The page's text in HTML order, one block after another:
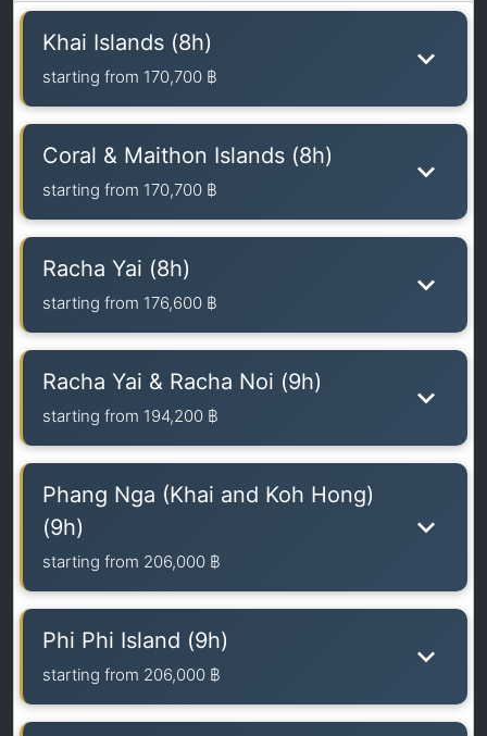
Khai Islands (8h)
starting from 170,700 ฿
Coral & Maithon Islands (8h)
starting from 170,700 ฿
Racha Yai (8h)
starting from 176,600 ฿
Racha Yai & Racha Noi (9h)
starting from 194,200 ฿
Phang Nga (Khai and Koh Hong)
(9h)
starting from 206,000 ฿
Phi Phi Island (9h)
starting from 206,000 ฿